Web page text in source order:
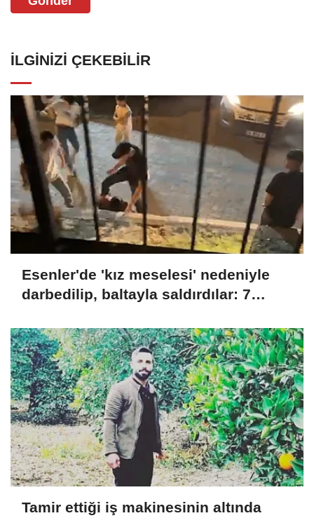
İLGINIZI ÇEKEBILIR
Esenler'de 'kız meselesi' nedeniyle
darbedilip, baltayla saldırdılar: 7
Tamir ettiği iş makinesinin altında